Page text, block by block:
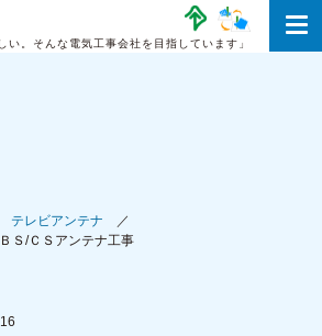
い。 そんな電気工事会社を目指しています」
テレビアンテナ
Ｓ/ＣＳアンテナ工事